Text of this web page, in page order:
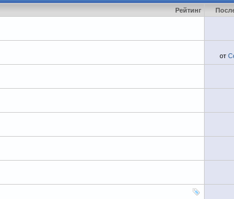
Рейтинг
от